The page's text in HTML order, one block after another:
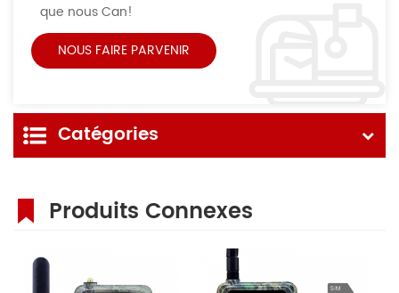
que nous Can!
Catégories
Produits Connexes